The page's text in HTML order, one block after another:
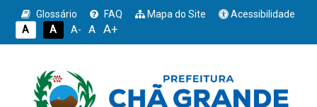
Glossário FAQ Mapa do Site
Acessibilidade
A
A A- A A+